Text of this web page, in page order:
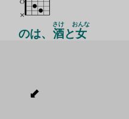
のは、 酒
さけ
と女
おんな